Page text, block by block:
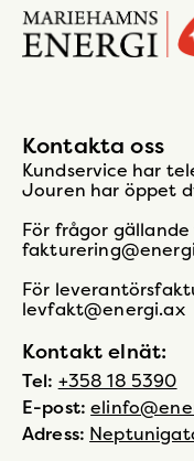
Gå
till
startsidan
Kontakta oss
Kundservice har
Jouren har öppet
För frågor
För
levfakt@energi.ax
Kontakt elnät:
Tel: +358 18 5390
E-post:
Adress: